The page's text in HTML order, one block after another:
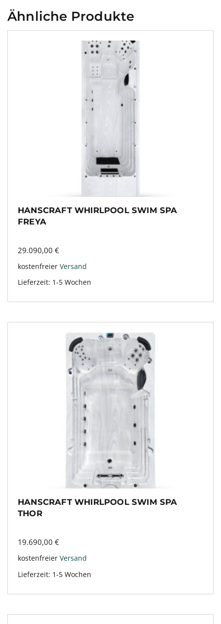
Ähnliche Produkte
HANSCRAFT WHIRLPOOL SWIM SPA
FREYA
29.090,00 €
kostenfreier Versand
Lieferzeit: 1-5 Wochen
HANSCRAFT WHIRLPOOL SWIM SPA
THOR
19.690,00 €
kostenfreier Versand
Lieferzeit: 1-5 Wochen